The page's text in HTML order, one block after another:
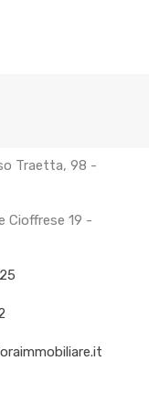
Traetta, 98 -
Cioffrese 19 -